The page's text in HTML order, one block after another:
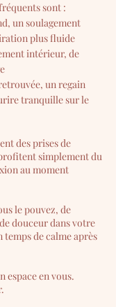
sont :
un soulagement
plus fluide
intérieur, de
un regain
tranquille sur le
des prises de
simplement du
au moment
le pouvez, de
douceur dans votre
de calme après
espace en vous.